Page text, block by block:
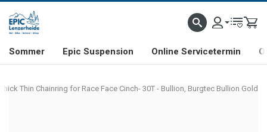
& FREERIDE-SPEZIALIST SCHWEIZER FIRMA SHOP & SHOWROOM IN
Sommer Epic Suspension Online Servicetermin
Thin Chainring for Race Face Cinch- 30T - Bullion, Burgtec Bullion Gold